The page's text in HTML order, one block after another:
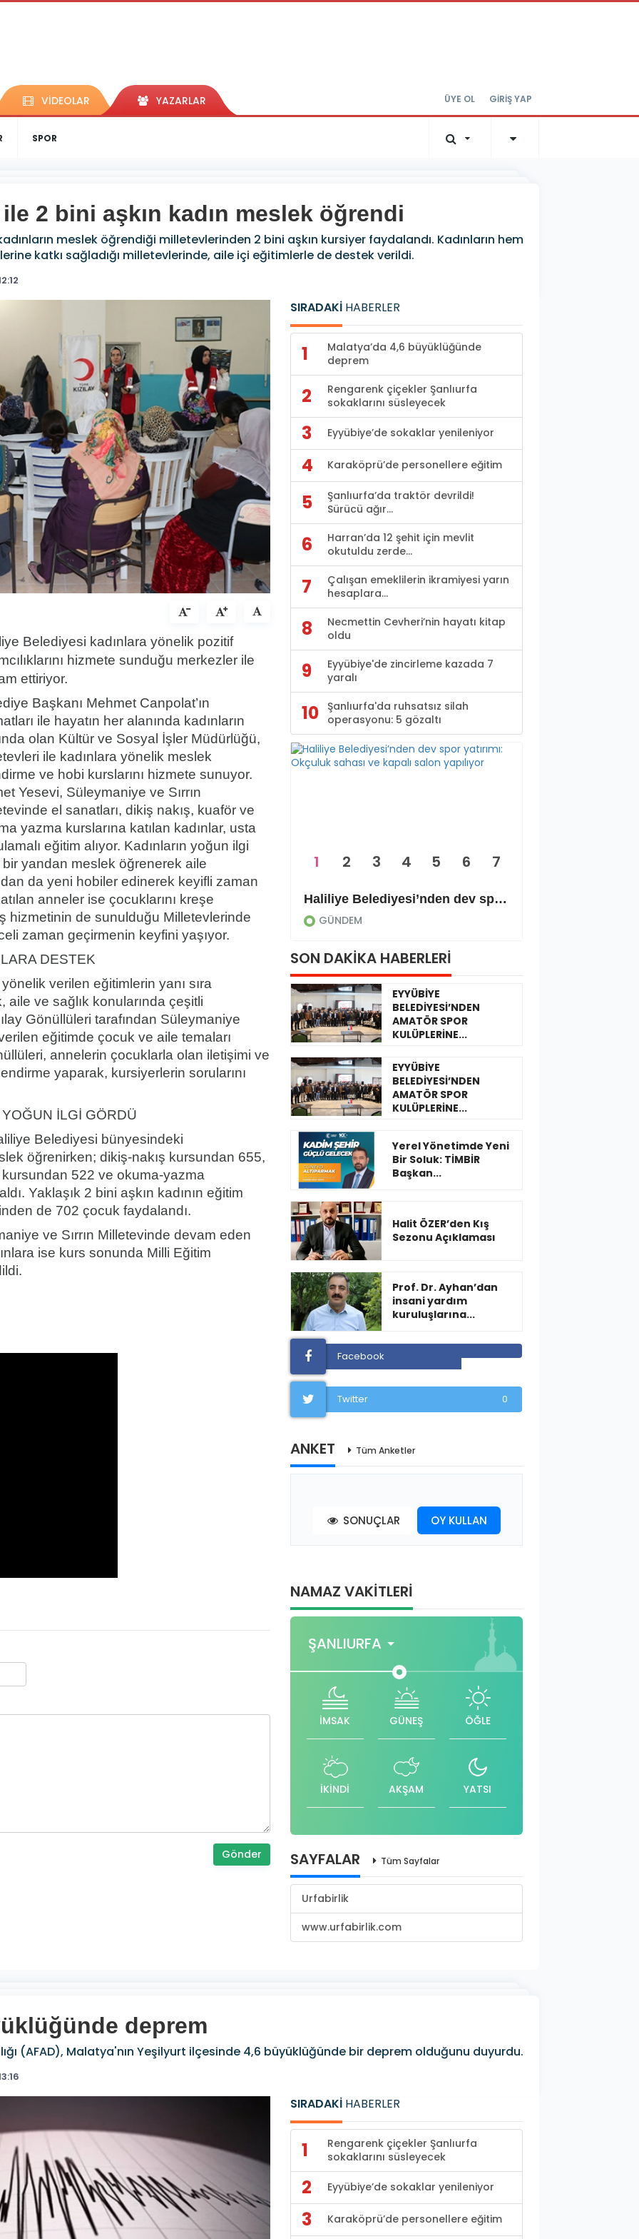
VİDEOLAR YAZARLAR ÜYE OL GİRİŞ YAP
SPOR
2 bini aşkın kadın meslek öğrendi
meslek öğrendiği milletevlerinden 2 bini aşkın kursiyer faydalandı. Kadınların hem
katkı sağladığı milletevlerinde, aile içi eğitimlerle de destek verildi.
Belediyesi kadınlara yönelik pozitif
hizmete sunduğu merkezler ile
ettiriyor.
Başkanı Mehmet Canpolat’ın
ile hayatın her alanında kadınların
olan Kültür ve Sosyal İşler Müdürlüğü,
ile kadınlara yönelik meslek
ve hobi kurslarını hizmete sunuyor.
Yesevi, Süleymaniye ve Sırrın
el sanatları, dikiş nakış, kuaför ve
yazma kurslarına katılan kadınlar, usta
eğitim alıyor. Kadınların yoğun ilgi
yandan meslek öğrenerek aile
da yeni hobiler edinerek keyifli zaman
anneler ise çocuklarını kreşe
hizmetinin de sunulduğu Milletevlerinde
zaman geçirmenin keyfini yaşıyor.
DESTEK
verilen eğitimlerin yanı sıra
ve sağlık konularında çeşitli
Gönüllüleri tarafından Süleymaniye
eğitimde çocuk ve aile temaları
annelerin çocuklarla olan iletişimi ve
yaparak, kursiyerlerin sorularını
İLGİ GÖRDÜ
Belediyesi bünyesindeki
öğrenirken; dikiş-nakış kursundan 655,
522 ve okuma-yazma
Yaklaşık 2 bini aşkın kadının eğitim
de 702 çocuk faydalandı.
ve Sırrın Milletevinde devam eden
ise kurs sonunda Milli Eğitim
Gönder
SIRADAKİ HABERLER
1
Malatya’da 4,6 büyüklüğünde
deprem
2
Rengarenk çiçekler Şanlıurfa
sokaklarını süsleyecek
3 Eyyübiye’de sokaklar yenileniyor
4 Karaköprü’de personellere eğitim
5
Şanlıurfa’da traktör devrildi!
Sürücü ağır...
6
Harran’da 12 şehit için mevlit
okutuldu zerde...
7
Çalışan emeklilerin ikramiyesi yarın
hesaplara...
8
Necmettin Cevheri’nin hayatı kitap
oldu
9
Eyyübiye'de zincirleme kazada 7
yaralı
10
Şanlıurfa'da ruhsatsız silah
operasyonu: 5 gözaltı
GÜNDEM
Haliliye Belediyesi’nden dev spor yatırımı: Okçuluk sahası ve kapalı salon yapılıyor
GÜNDEM
1 2 3 4 5 6 7
SON DAKİKA HABERLERİ
EYYÜBİYE
BELEDİYESİ’NDEN
AMATÖR SPOR
KULÜPLERİNE...
EYYÜBİYE
BELEDİYESİ’NDEN
AMATÖR SPOR
KULÜPLERİNE...
Yerel Yönetimde Yeni
Bir Soluk: TİMBİR
Başkan...
Halit ÖZER’den Kış
Sezonu Açıklaması
Prof. Dr. Ayhan’dan
insani yardım
kuruluşlarına...
Facebook
Twitter 0
ANKET Tüm Anketler
SONUÇLAR OY KULLAN
NAMAZ VAKİTLERİ
ŞANLIURFA
İMSAK GÜNEŞ ÖĞLE
İKİNDİ AKŞAM YATSI
SAYFALAR Tüm Sayfalar
Urfabirlik
www.urfabirlik.com
deprem
(AFAD), Malatya'nın Yeşilyurt ilçesinde 4,6 büyüklüğünde bir deprem olduğunu duyurdu.
SIRADAKİ HABERLER
1
Rengarenk çiçekler Şanlıurfa
sokaklarını süsleyecek
2 Eyyübiye’de sokaklar yenileniyor
3 Karaköprü’de personellere eğitim